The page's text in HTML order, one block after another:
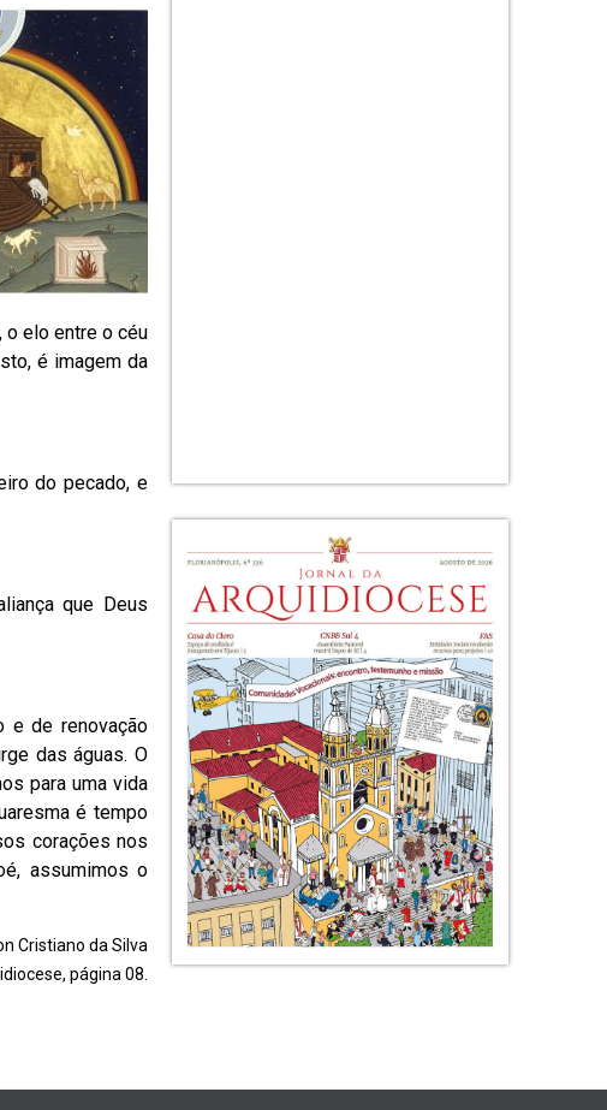
o elo entre o céu
é imagem da
do pecado, e
que Deus
e de renovação
das águas. O
para uma vida
é tempo
corações nos
assumimos o
Cristiano da Silva
página 08.